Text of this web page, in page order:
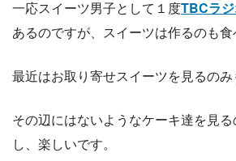
一応スイーツ男子として１度TBCラ
あるのですが、スイーツは作るのも食
最近はお取り寄せスイーツを見るのみ
その辺にはないようなケーキ達を見
し、楽しいです。